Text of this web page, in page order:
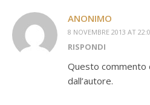
ANONIMO
8 NOVEMBRE 2013 AT
RISPONDI
Questo commento
dall’autore.